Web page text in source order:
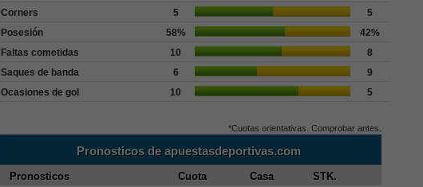
Corners
5
5
Posesión
58%
42%
Faltas cometidas
10
8
Saques de banda
6
9
Ocasiones de gol
10 5
*Cuotas orientativas. Comprobar antes.
Pronosticos de apuestasdeportivas.com
Pronosticos Cuota Casa STK.